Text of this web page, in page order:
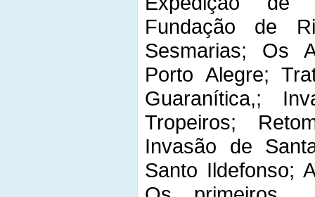
Fundação de
Sesmarias; Os
Porto Alegre;
Guaranítica,;
Tropeiros;
Invasão de
Santo Ildefonso;